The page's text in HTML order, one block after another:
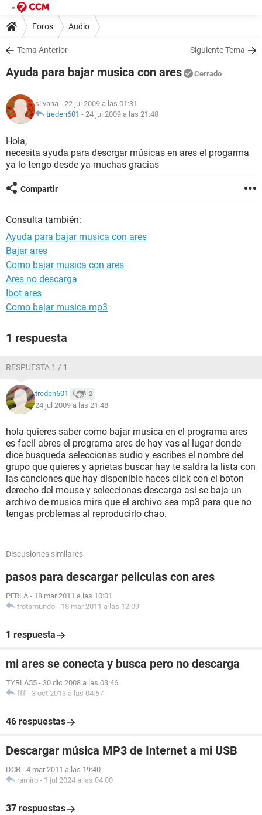
Foros Audio
Tema Anterior Siguiente Tema
Ayuda para bajar musica con ares Cerrado
silvana - 22 jul 2009 a las 01:31
treden601 - 24 jul 2009 a las 21:48
Hola,
necesita ayuda para descrgar músicas en ares el progarma
ya lo tengo desde ya muchas gracias
Compartir
Consulta también:
Ayuda para bajar musica con ares
Bajar ares
Como bajar musica con ares
Ares no descarga
Ibot ares
Como bajar musica mp3
1 respuesta
RESPUESTA 1 / 1
treden601 2
24 jul 2009 a las 21:48
hola quieres saber como bajar musica en el programa ares
es facil abres el programa ares de hay vas al lugar donde
dice busqueda seleccionas audio y escribes el nombre del
grupo que quieres y aprietas buscar hay te saldra la lista con
las canciones que hay disponible haces click con el boton
derecho del mouse y seleccionas descarga asi se baja un
archivo de musica mira que el archivo sea mp3 para que no
tengas problemas al reproducirlo chao.
Discusiones similares
pasos para descargar peliculas con ares
PERLA - 18 mar 2011 a las 10:01
trotamundo - 18 mar 2011 a las 12:09
1 respuesta
mi ares se conecta y busca pero no descarga
TYRLA55 - 30 dic 2008 a las 03:46
fff - 3 oct 2013 a las 04:57
46 respuestas
Descargar música MP3 de Internet a mi USB
DCB - 4 mar 2011 a las 19:40
ramiro - 1 jul 2024 a las 04:00
37 respuestas